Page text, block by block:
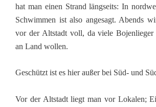
hat man einen Strand längseits: In
Schwimmen ist also angesagt. Abends
vor der Altstadt voll, da viele
an Land wollen.
Geschützt ist es hier außer bei Süd- und
Vor der Altstadt liegt man vor Lokalen;